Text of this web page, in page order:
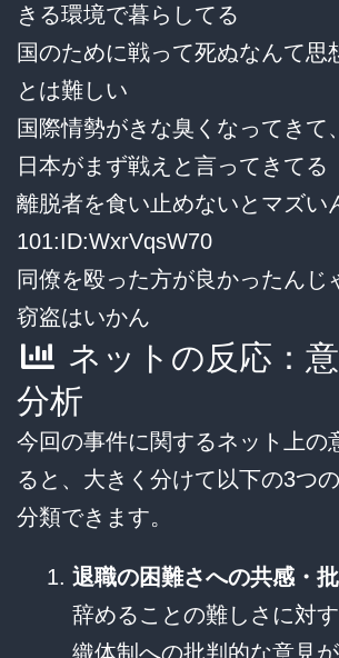
きる環境で暮らしてる
国のために戦って死ぬなんて思
とは難しい
国際情勢がきな臭くなってきて
日本がまず戦えと言ってきてる
離脱者を食い止めないとマズい
101:ID:WxrVqsW70
同僚を殴った方が良かったんじ
窃盗はいかん
ネットの反応：
分析
今回の事件に関するネット上の
ると、大きく分けて以下の3つ
分類できます。
退職の困難さへの共感・批
辞めることの難しさに対
織体制への批判的な意見